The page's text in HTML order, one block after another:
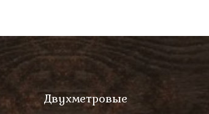
Двухметровые